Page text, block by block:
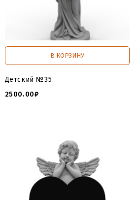
В КОРЗИНУ
Детский №35
2500.00₽